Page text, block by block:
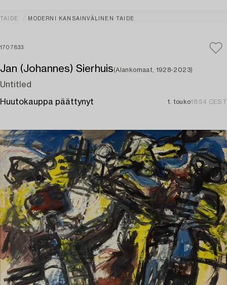
TAIDE MODERNI KANSAINVÄLINEN TAIDE
1707833
Jan (Johannes) Sierhuis(Alankomaat, 1928-2023)
Untitled
Huutokauppa päättynyt 1. touko18:54 CEST